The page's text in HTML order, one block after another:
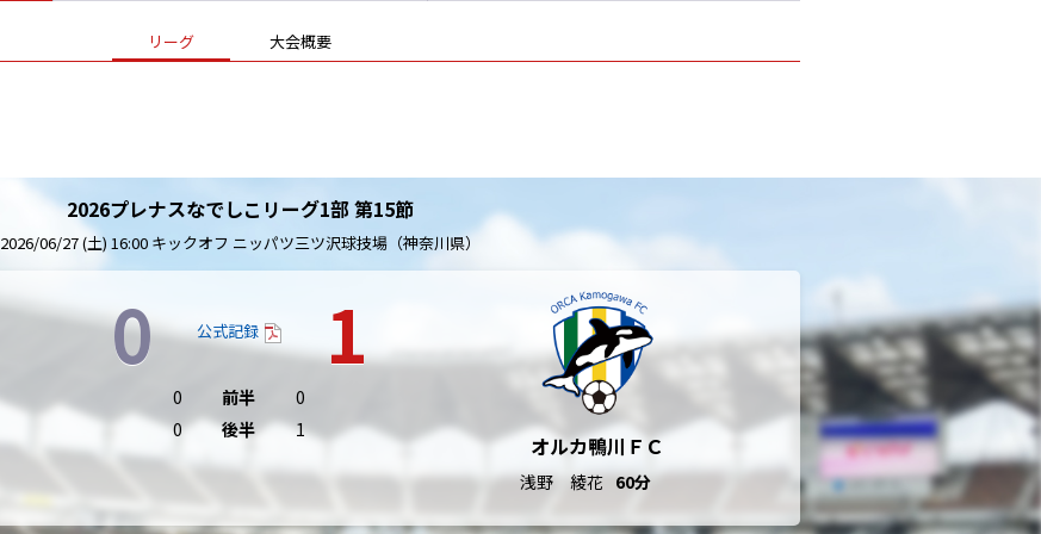
リーグ 大会概要
2026プレナスなでしこリーグ1部 第15節
2026/06/27 (土) 16:00 キックオフ ニッパツ三ツ沢球技場（神奈川県）
0 公式記録 1
0 前半
0
0
後半 1
オルカ鴨川ＦＣ
浅野 綾花 60分